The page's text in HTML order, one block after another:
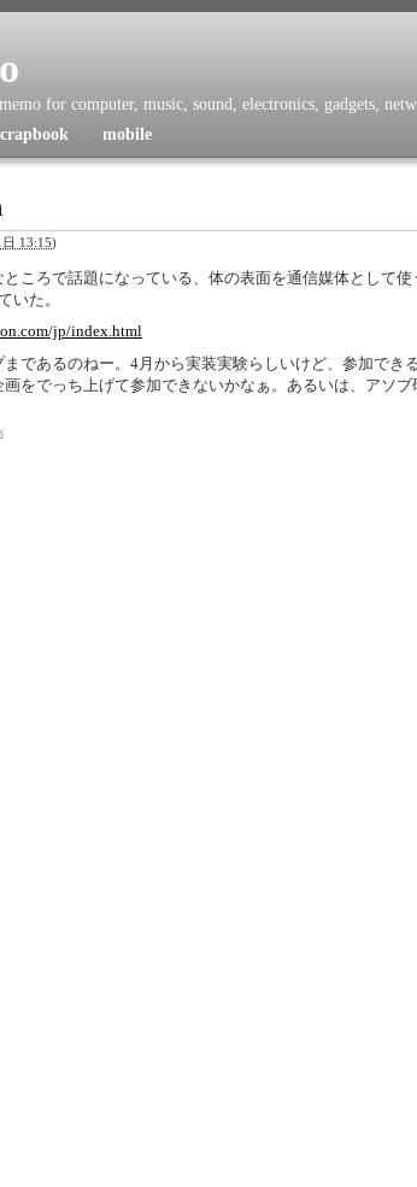
for computer, music, sound, electronics, gadgets,
mobile
13:15)
ところで話題になっている、体の表面を通信媒体として
いた。
jp/index.html
まであるのねー。4月から実装実験らしいけど、参加でき
をでっち上げて参加できないかなぁ。あるいは、アソブ